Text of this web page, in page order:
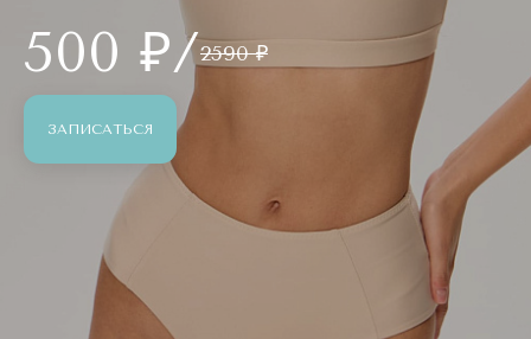
500 ₽/2590 ₽
ЗАПИСАТЬСЯ